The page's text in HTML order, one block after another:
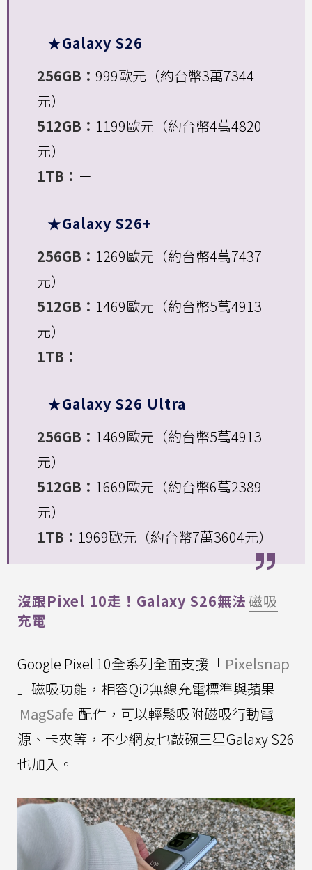
★Galaxy S26
256GB： 999歐元（約台幣3萬7344
元）
512GB： 1199歐元（約台幣4萬4820
元）
1TB： －
★Galaxy S26+
256GB： 1269歐元（約台幣4萬7437
元）
512GB： 1469歐元（約台幣5萬4913
元）
1TB： －
★Galaxy S26 Ultra
256GB： 1469歐元（約台幣5萬4913
元）
512GB： 1669歐元（約台幣6萬2389
元）
1TB： 1969歐元（約台幣7萬3604元）
沒跟Pixel 10走！Galaxy S26無法 磁吸
充電
Google Pixel 10全系列全面支援「Pixelsnap
」磁吸功能，相容Qi2無線充電標準與蘋果
MagSafe 配件，可以輕鬆吸附磁吸行動電
源、卡夾等，不少網友也敲碗三星Galaxy S26
也加入。